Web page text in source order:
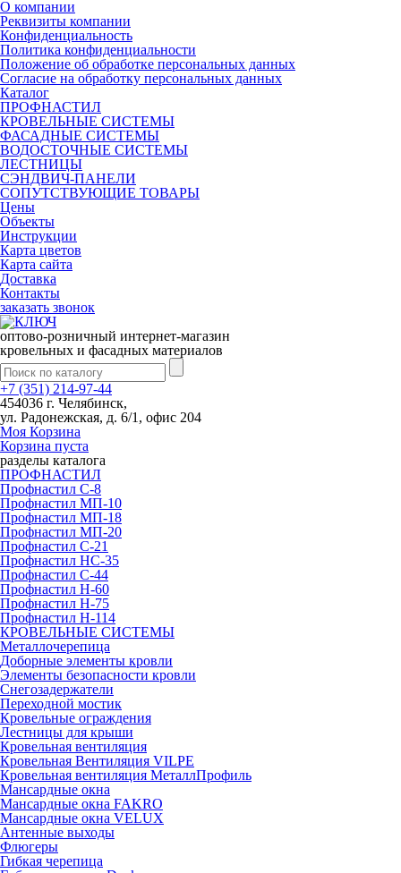
О компании
Реквизиты компании
Конфиденциальность
Политика конфиденциальности
Положение об обработке персональных данных
Согласие на обработку персональных данных
Каталог
ПРОФНАСТИЛ
КРОВЕЛЬНЫЕ СИСТЕМЫ
ФАСАДНЫЕ СИСТЕМЫ
ВОДОСТОЧНЫЕ СИСТЕМЫ
ЛЕСТНИЦЫ
СЭНДВИЧ-ПАНЕЛИ
СОПУТСТВУЮЩИЕ ТОВАРЫ
Цены
Объекты
Инструкции
Карта цветов
Карта сайта
Доставка
Контакты
заказать звонок
оптово-розничный интернет-магазин
кровельных и фасадных материалов
+7 (351) 214-97-44
454036 г. Челябинск,
ул. Радонежская, д. 6/1, офис 204
Моя Корзина
Корзина пуста
разделы каталога
ПРОФНАСТИЛ
Профнастил С-8
Профнастил МП-10
Профнастил МП-18
Профнастил МП-20
Профнастил С-21
Профнастил НС-35
Профнастил С-44
Профнастил Н-60
Профнастил Н-75
Профнастил Н-114
КРОВЕЛЬНЫЕ СИСТЕМЫ
Металлочерепица
Доборные элементы кровли
Элементы безопасности кровли
Снегозадержатели
Переходной мостик
Кровельные ограждения
Лестницы для крыши
Кровельная вентиляция
Кровельная Вентиляция VILPE
Кровельная вентиляция МеталлПрофиль
Мансардные окна
Мансардные окна FAKRO
Мансардные окна VELUX
Антенные выходы
Флюгеры
Гибкая черепица